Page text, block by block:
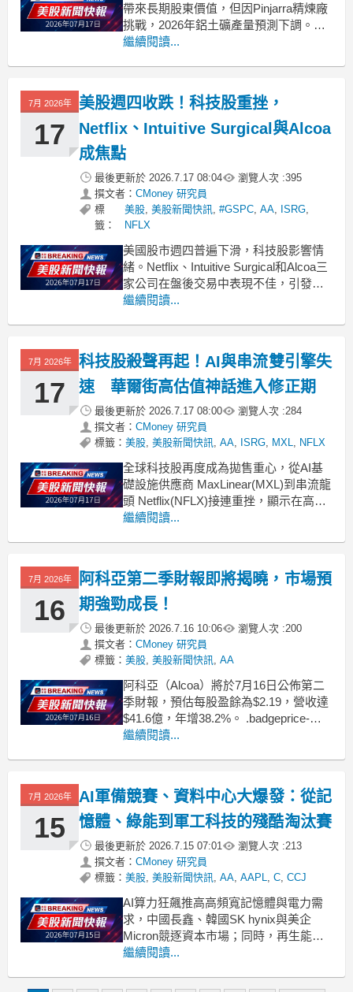
帶來長期股東價值，但因Pinjarra精煉廠
挑戰，2026年鋁土礦產量預測下調。
.badgeprice-container {
gap: 1rem !important;
繼續閱讀...
7月 2026年
17
美股週四收跌！科技股重挫，
Netflix、Intuitive Surgical與Alcoa
成焦點
最後更新於 2026.7.17 08:04 瀏覽人次 :395
撰文者： CMoney 研究員
標
籤：
美股, 美股新聞快訊, #GSPC, AA, ISRG,
NFLX
美國股市週四普遍下滑，科技股影響情
緒。Netflix、Intuitive Surgical和Alcoa三
家公司在盤後交易中表現不佳，引發投
資者關注。 .badgeprice-container {
gap: 1r
繼續閱讀...
7月 2026年
17
科技股殺聲再起！AI與串流雙引擎失
速 華爾街高估值神話進入修正期
最後更新於 2026.7.17 08:00 瀏覽人次 :284
撰文者： CMoney 研究員
標籤： 美股, 美股新聞快訊, AA, ISRG, MXL, NFLX
全球科技股再度成為拋售重心，從AI基
礎設施供應商 MaxLinear(MXL)到串流龍
頭 Netflix(NFLX)接連重挫，顯示在高估
值與成長預期見頂之下，市場對科技股
disp
繼續閱讀...
7月 2026年
16
阿科亞第二季財報即將揭曉，市場預
期強勁成長！
最後更新於 2026.7.16 10:06 瀏覽人次 :200
撰文者： CMoney 研究員
標籤： 美股, 美股新聞快訊, AA
阿科亞（Alcoa）將於7月16日公佈第二
季財報，預估每股盈餘為$2.19，營收達
$41.6億，年增38.2%。 .badgeprice-
container {
gap: 1rem !important;
繼續閱讀...
7月 2026年
15
AI軍備競賽、資料中心大爆發：從記
憶體、綠能到軍工科技的殘酷淘汰賽
最後更新於 2026.7.15 07:01 瀏覽人次 :213
撰文者： CMoney 研究員
標籤： 美股, 美股新聞快訊, AA, AAPL, C, CCJ
AI算力狂飆推高高頻寬記憶體與電力需
求，中國長鑫、韓國SK hynix與美企
Micron競逐資本市場；同時，再生能
源、核燃料與關鍵礦物搶攻資料中心與
繼續閱讀...